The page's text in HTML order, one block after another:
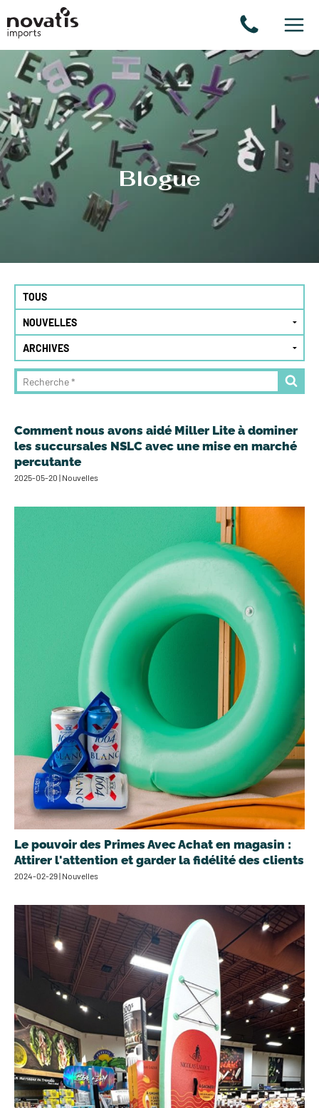
Panneau de gestion des cookies
Blogue
TOUS
Comment nous avons aidé Miller Lite à dominer
les succursales NSLC avec une mise en marché
percutante
2025-05-20 | Nouvelles
Le pouvoir des Primes Avec Achat en magasin :
Attirer l'attention et garder la fidélité des clients
2024-02-29 | Nouvelles